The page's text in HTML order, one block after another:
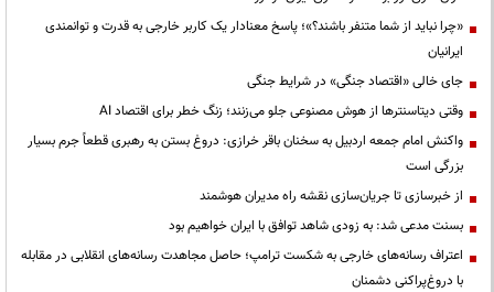
«چرا نباید از شما متنفر باشند؟»؛ پاسخ معنادار یک کاربر خارجی به قدرت و توانمندی
ایرانیان
جای خالی «اقتصاد جنگی» در شرایط جنگی
وقتی دیتاسنترها از هوش مصنوعی جلو می‌زنند؛ زنگ خطر برای اقتصاد AI
واکنش امام جمعه اردبیل به سخنان باقر خرازی: دروغ بستن به رهبری قطعاً جرم بسیار
بزرگی است
از خبرسازی تا جریان‌سازی نقشه راه مدیران هوشمند
بسنت مدعی شد: به زودی شاهد توافق با ایران خواهیم بود
اعتراف رسانه‌های خارجی به شکست ترامپ؛ حاصل مجاهدت رسانه‌های انقلابی در مقابله
با دروغ‌پراکنی دشمنان